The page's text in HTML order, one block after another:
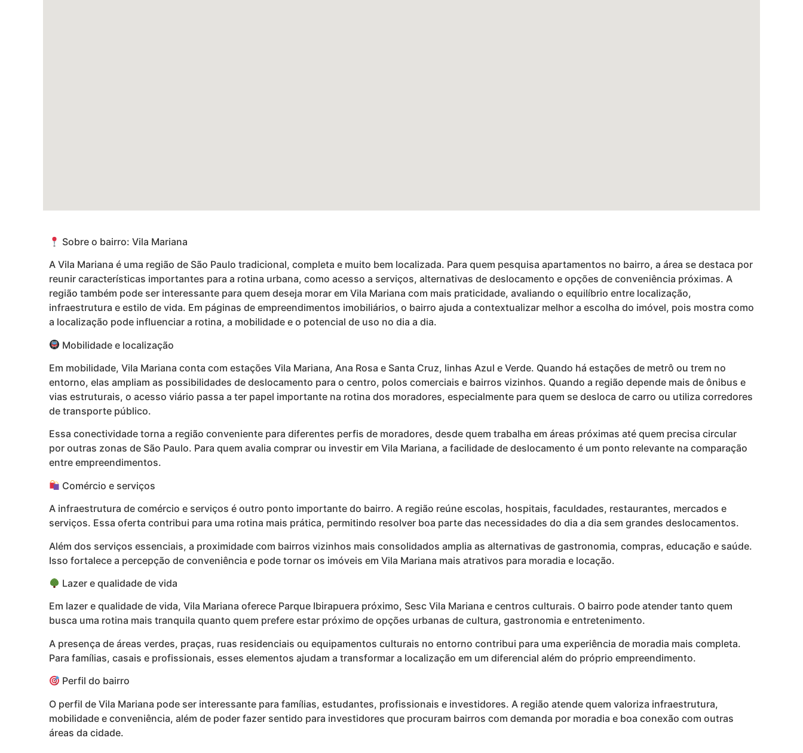
Sobre o bairro: Vila Mariana
A Vila Mariana é uma região de São Paulo tradicional, completa e muito bem localizada. Para quem pesquisa apartamentos no bairro, a área se destaca por
reunir características importantes para a rotina urbana, como acesso a serviços, alternativas de deslocamento e opções de conveniência próximas. A
região também pode ser interessante para quem deseja morar em Vila Mariana com mais praticidade, avaliando o equilíbrio entre localização,
infraestrutura e estilo de vida. Em páginas de empreendimentos imobiliários, o bairro ajuda a contextualizar melhor a escolha do imóvel, pois mostra como
a localização pode influenciar a rotina, a mobilidade e o potencial de uso no dia a dia.
Mobilidade e localização
Em mobilidade, Vila Mariana conta com estações Vila Mariana, Ana Rosa e Santa Cruz, linhas Azul e Verde. Quando há estações de metrô ou trem no
entorno, elas ampliam as possibilidades de deslocamento para o centro, polos comerciais e bairros vizinhos. Quando a região depende mais de ônibus e
vias estruturais, o acesso viário passa a ter papel importante na rotina dos moradores, especialmente para quem se desloca de carro ou utiliza corredores
de transporte público.
Essa conectividade torna a região conveniente para diferentes perfis de moradores, desde quem trabalha em áreas próximas até quem precisa circular
por outras zonas de São Paulo. Para quem avalia comprar ou investir em Vila Mariana, a facilidade de deslocamento é um ponto relevante na comparação
entre empreendimentos.
Comércio e serviços
A infraestrutura de comércio e serviços é outro ponto importante do bairro. A região reúne escolas, hospitais, faculdades, restaurantes, mercados e
serviços. Essa oferta contribui para uma rotina mais prática, permitindo resolver boa parte das necessidades do dia a dia sem grandes deslocamentos.
Além dos serviços essenciais, a proximidade com bairros vizinhos mais consolidados amplia as alternativas de gastronomia, compras, educação e saúde.
Isso fortalece a percepção de conveniência e pode tornar os imóveis em Vila Mariana mais atrativos para moradia e locação.
Lazer e qualidade de vida
Em lazer e qualidade de vida, Vila Mariana oferece Parque Ibirapuera próximo, Sesc Vila Mariana e centros culturais. O bairro pode atender tanto quem
busca uma rotina mais tranquila quanto quem prefere estar próximo de opções urbanas de cultura, gastronomia e entretenimento.
A presença de áreas verdes, praças, ruas residenciais ou equipamentos culturais no entorno contribui para uma experiência de moradia mais completa.
Para famílias, casais e profissionais, esses elementos ajudam a transformar a localização em um diferencial além do próprio empreendimento.
Perfil do bairro
O perfil de Vila Mariana pode ser interessante para famílias, estudantes, profissionais e investidores. A região atende quem valoriza infraestrutura,
mobilidade e conveniência, além de poder fazer sentido para investidores que procuram bairros com demanda por moradia e boa conexão com outras
áreas da cidade.